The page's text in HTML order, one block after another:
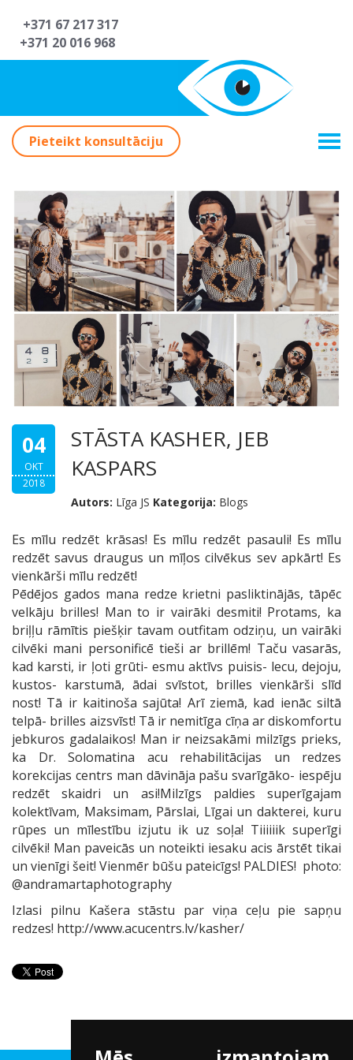
+371 67 217 317
+371 20 016 968
Pieteikt konsultāciju
04
OKT
2018
STĀSTA KASHER, JEB
KASPARS
Autors: Līga JS Kategorija: Blogs
Es mīlu redzēt krāsas! Es mīlu redzēt pasauli! Es mīlu
redzēt savus draugus un mīļos cilvēkus sev apkārt! Es
vienkārši mīlu redzēt!
Pēdējos gados mana redze krietni pasliktinājās, tāpēc
velkāju brilles! Man to ir vairāki desmiti! Protams, ka
briļļu rāmītis piešķir tavam outfitam odziņu, un vairāki
cilvēki mani personificē tieši ar brillēm! Taču vasarās,
kad karsti, ir ļoti grūti- esmu aktīvs puisis- lecu, dejoju,
kustos- karstumā, ādai svīstot, brilles vienkārši slīd
nost! Tā ir kaitinoša sajūta! Arī ziemā, kad ienāc siltā
telpā- brilles aizsvīst! Tā ir nemitīga cīņa ar diskomfortu
jebkuros gadalaikos! Man ir neizsakāmi milzīgs prieks,
ka Dr. Solomatina acu rehabilitācijas un redzes
korekcijas centrs man dāvināja pašu svarīgāko- iespēju
redzēt skaidri un asi!Milzīgs paldies superīgajam
kolektīvam, Maksimam, Pārslai, Līgai un dakterei, kuru
rūpes un mīlestību izjutu ik uz soļa! Tiiiiiik superīgi
cilvēki! Man paveicās un noteikti iesaku acis ārstēt tikai
un vienīgi šeit! Vienmēr būšu pateicīgs! PALDIES! photo:
@andramartaphotography
Izlasi pilnu Kašera stāstu par viņa ceļu pie sapņu
redzes! http://www.acucentrs.lv/kasher/